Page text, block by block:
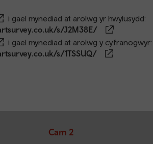
i gael mynediad at arolwg yr hwylusydd:
s/J2M38E/
i gael mynediad at arolwg y cyfranogwyr:
s/1TSSUQ/
Cam 2